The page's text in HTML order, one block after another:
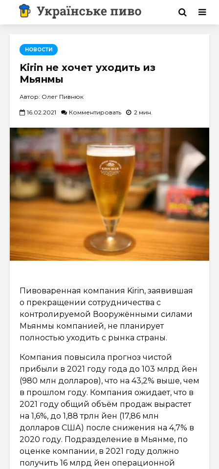
НОВОСТИ
Kirin не хочет уходить из
Мьянмы
Автор: Олег Пивнюк
16.02.2021 Комментировать 2 мин.
Пивоваренная компания Kirin, заявившая
о прекращении сотрудничества с
контролируемой Вооружёнными силами
Мьянмы компанией, не планирует
полностью уходить с рынка страны.
Компания повысила прогноз чистой
прибыли в 2021 году года до 103 млрд йен
(980 млн долларов), что на 43,2% выше, чем
в прошлом году. Компания ожидает, что в
2021 году общий объём продаж вырастет
на 1,6%, до 1,88 трлн йен (17,86 млн
долларов США) после снижения на 4,7% в
2020 году. Подразделение в Мьянме, по
оценке компании, в 2021 году должно
получить 16 млрд йен операционной